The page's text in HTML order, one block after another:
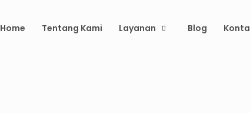
Home Tentang Kami Layanan Blog